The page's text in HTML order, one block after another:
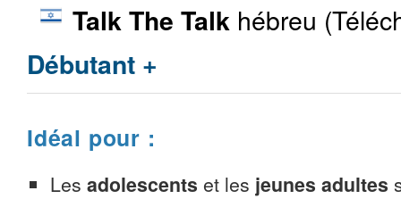
Talk The Talk hébreu
Débutant +
Idéal pour :
Les adolescents et les jeunes adultes